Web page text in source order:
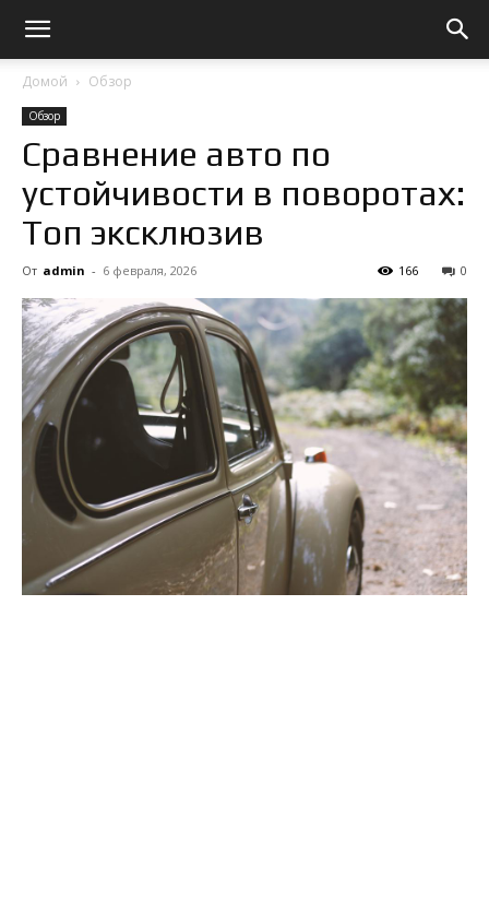
Домой Обзор
Обзор
Сравнение авто по
устойчивости в поворотах:
Топ эксклюзив
От admin - 6 февраля, 2026 0
166